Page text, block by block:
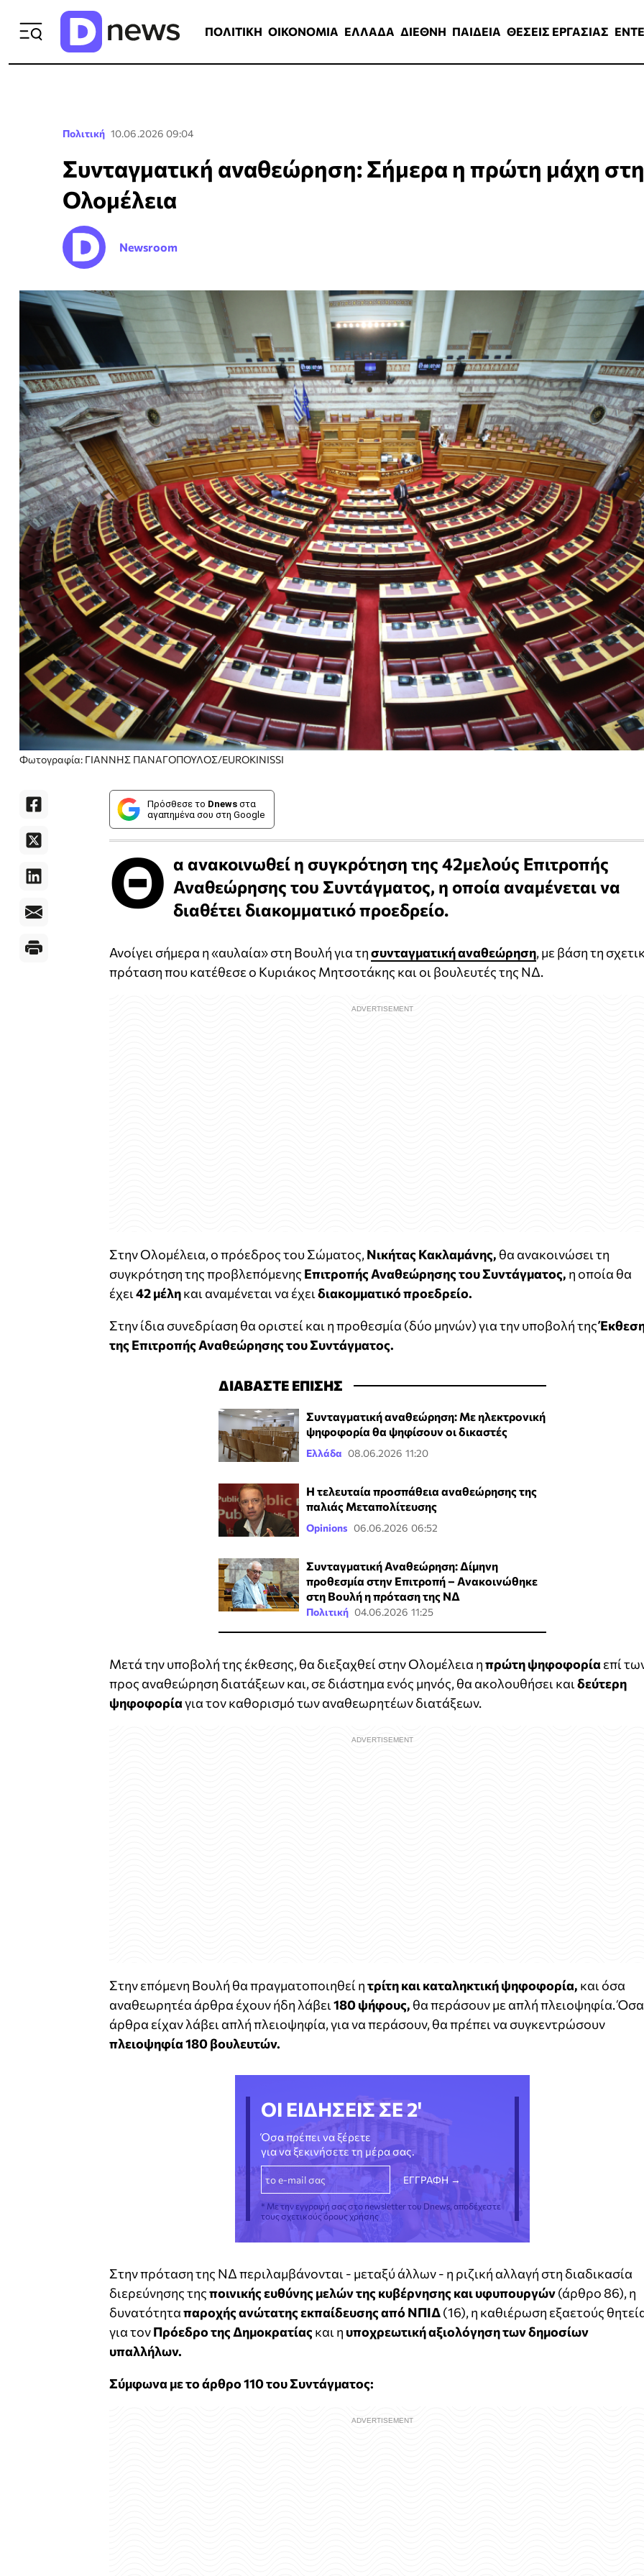
ΠΟΛΙΤΙΚΗ ΟΙΚΟΝΟΜΙΑ ΕΛΛΑΔΑ ΔΙΕΘΝΗ ΠΑΙΔΕΙΑ ΘΕΣΕΙΣ ΕΡΓΑΣΙΑΣ
Πολιτική 10.06.2026 09:04
Συνταγματική αναθεώρηση: Σήμερα η πρώτη μάχη
Ολομέλεια
Newsroom
Φωτογραφία: ΓΙΑΝΝΗΣ ΠΑΝΑΓΟΠΟΥΛΟΣ/EUROKINISSI
Πρόσθεσε το Dnews στα
αγαπημένα σου στη Google
Θ α ανακοινωθεί η συγκρότηση της 42μελούς Επιτροπής
Αναθεώρησης του Συντάγματος, η οποία αναμένεται να
διαθέτει διακομματικό προεδρείο.
Ανοίγει σήμερα η «αυλαία» στη Βουλή για τησυνταγματική αναθεώρηση, με βάση τη
πρόταση που κατέθεσε ο Κυριάκος Μητσοτάκης και οι βουλευτές της ΝΔ.
Στην Ολομέλεια, ο πρόεδρος του Σώματος, Νικήτας Κακλαμάνης, θα ανακοινώσει τη
συγκρότηση της προβλεπόμενης Επιτροπής Αναθεώρησης του Συντάγματος, η οποία θα
έχει42 μέληκαι αναμένεται να έχειδιακομματικό προεδρείο.
Στην ίδια συνεδρίαση θα οριστεί και η προθεσμία (δύο μηνών) για την υποβολή της
της Επιτροπής Αναθεώρησης του Συντάγματος.
ΔΙΑΒΑΣΤΕ ΕΠΙΣΗΣ
Συνταγματική αναθεώρηση: Με ηλεκτρονική
ψηφοφορία θα ψηφίσουν οι δικαστές
Ελλάδα 08.06.2026 11:20
Η τελευταία προσπάθεια αναθεώρησης της
παλιάς Μεταπολίτευσης
Opinions 06.06.2026 06:52
Συνταγματική Αναθεώρηση: Δίμηνη
προθεσμία στην Επιτροπή – Ανακοινώθηκε
στη Βουλή η πρόταση της ΝΔ
Πολιτική 04.06.2026 11:25
Μετά την υποβολή της έκθεσης, θα διεξαχθεί στην Ολομέλεια ηπρώτη ψηφοφορία επί
προς αναθεώρηση διατάξεων και, σε διάστημα ενός μηνός, θα ακολουθήσει καιδεύτερη
ψηφοφορίαγια τον καθορισμό των αναθεωρητέων διατάξεων.
Στην επόμενη Βουλή θα πραγματοποιηθεί ητρίτη και καταληκτική ψηφοφορία, και όσα
αναθεωρητέα άρθρα έχουν ήδη λάβει180 ψήφους, θα περάσουν με απλή πλειοψηφία. Όσα
άρθρα είχαν λάβει απλή πλειοψηφία, για να περάσουν, θα πρέπει να συγκεντρώσουν
πλειοψηφία 180 βουλευτών.
ΟΙ ΕΙΔΗΣΕΙΣ ΣΕ 2'
Όσα πρέπει να ξέρετε
για να ξεκινήσετε τη μέρα σας.
* Με την εγγραφή σας στο newsletter του Dnews, αποδέχεστε
τους σχετικούς όρους χρήσης
Στην πρόταση της ΝΔ περιλαμβάνονται - μεταξύ άλλων - η ριζική αλλαγή στη διαδικασία
διερεύνησης τηςποινικής ευθύνης μελών της κυβέρνησης και υφυπουργών(άρθρο 86), η
δυνατότηταπαροχής ανώτατης εκπαίδευσης από ΝΠΙΔ(16), η καθιέρωση εξαετούς
για τονΠρόεδρο της Δημοκρατίας και η υποχρεωτική αξιολόγηση των δημοσίων
υπαλλήλων.
Σύμφωνα με το άρθρο 110 του Συντάγματος: